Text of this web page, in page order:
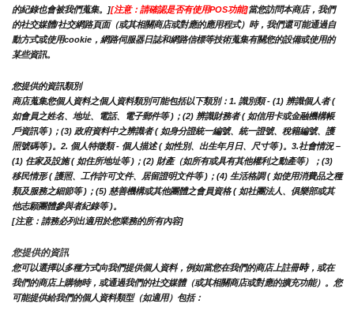
的紀錄也會被我們蒐集。][注意：請確認是否有使用POS功能]當您訪問本商店，我們
的社交媒體/社交網路頁面（或其相關商店或對應的應用程式）時，我們還可能通過自
動方式或使用cookie，網路伺服器日誌和網路信標等技術蒐集有關您的設備或使用的
某些資訊。
您提供的資訊類別
商店蒐集您個人資料之個人資料類別可能包括以下類別：1. 識別類 - (1) 辨識個人者 (
如會員之姓名、地址、電話、電子郵件等 )；(2) 辨識財務者 ( 如信用卡或金融機構帳
戶資訊等 )；(3) 政府資料中之辨識者 ( 如身分證統一編號、統一證號、稅籍編號、護
照號碼等 )。2. 個人特徵類 - 個人描述 ( 如性別、出生年月日、尺寸等 )。3.社會情況 –
(1) 住家及設施 ( 如住所地址等 )；(2) 財產（如所有或具有其他權利之動產等）；(3)
移民情形 ( 護照、工作許可文件、居留證明文件等 )；(4) 生活格調 ( 如使用消費品之種
類及服務之細節等 )；(5) 慈善機構或其他團體之會員資格 ( 如社團法人、俱樂部或其
他志願團體參與者紀錄等 )。
[注意：請務必列出適用於您業務的所有內容]
您提供的資訊
您可以選擇以多種方式向我們提供個人資料，例如當您在我們的商店上註冊時，或在
我們的商店上購物時，或通過我們的社交媒體（或其相關商店或對應的擴充功能）。您
可能提供給我們的個人資料類型（如適用）包括：